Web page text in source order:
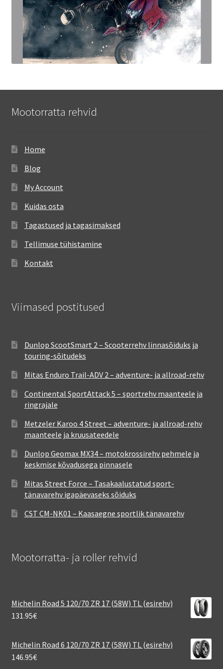
Mootorratta rehvid
Home
Blog
My Account
Kuidas osta
Tagastused ja tagasimaksed
Tellimuse tühistamine
Kontakt
Viimased postitused
Dunlop ScootSmart 2 – Scooterrehv linnasõiduks ja
touring-sõitudeks
Mitas Enduro Trail-ADV 2 – adventure- ja allroad-rehv
Continental SportAttack 5 – sportrehv maanteele ja
ringrajale
Metzeler Karoo 4 Street – adventure- ja allroad-rehv
maanteele ja kruusateedele
Dunlop Geomax MX34 – motokrossirehv pehmele ja
keskmise kõvadusega pinnasele
Mitas Street Force – Tasakaalustatud sport-
tänavarehv igapäevaseks sõiduks
CST CM-NK01 – Kaasaegne sportlik tänavarehv
Mootorratta- ja roller rehvid
Michelin Road 5 120/70 ZR 17 (58W) TL (esirehv)
131.95€
Michelin Road 6 120/70 ZR 17 (58W) TL (esirehv)
146.95€